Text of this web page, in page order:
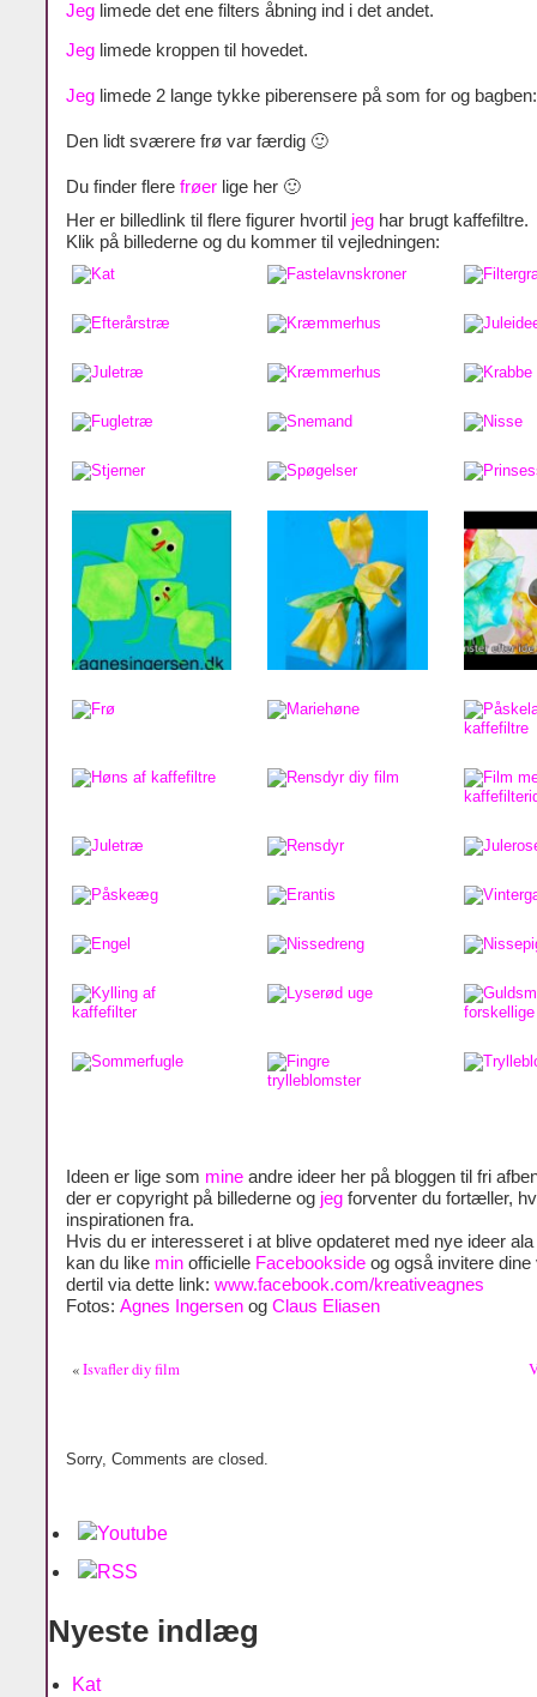
Jeg limede det ene filters åbning ind i det andet.
Jeg limede kroppen til hovedet.
Jeg limede 2 lange tykke piberensere på som for og
Den lidt sværere frø var færdig 🙂
Du finder flere frøer lige her 🙂
Her er billedlink til flere figurer hvortil jeg har brugt kaffefiltre.
Klik på billederne og du kommer til vejledningen:
Ideen er lige som mine andre ideer her på bloggen til fri
der er copyright på billederne og jeg forventer du fortæller,
inspirationen fra.
Hvis du er interesseret i at blive opdateret med nye ideer
kan du like min officielle Facebookside og også invitere dine
dertil via dette link: www.facebook.com/kreativeagnes
Fotos: Agnes Ingersen og Claus Eliasen
«Isvafler diy film
Sorry, Comments are closed.
Nyeste indlæg
Kat